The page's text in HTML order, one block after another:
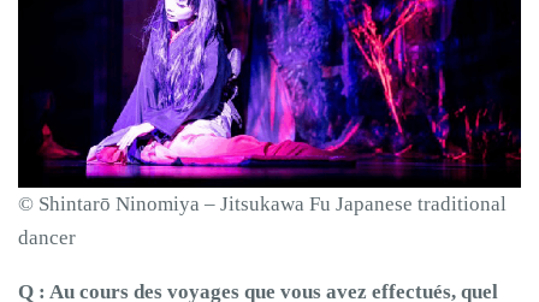
© Shintarō Ninomiya – Jitsukawa Fu Japanese traditional
dancer
Q : Au cours des voyages que vous avez effectués, quel